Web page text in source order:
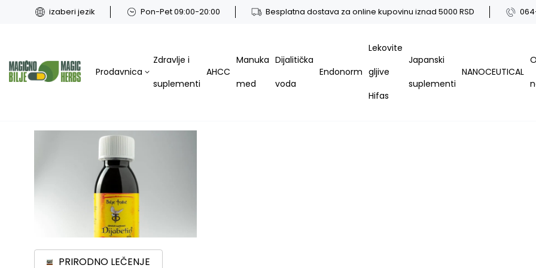
izaberi jezik Pon-Pet 09:00-20:00 Besplatna dostava za online kupovinu iznad 5000 RSD
Prodavnica
Zdravlje i
suplementi
AHCC
Manuka
med
Dijalitička
voda
Endonorm
Lekovite
gljive
Hifas
Japanski
suplementi
NANOCEUTICAL
PRIRODNO LEČENJE